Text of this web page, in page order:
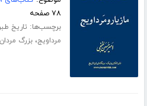
۷۸ صفحه
برچسب‌ها: تاریخ
مرداویج،بزرگ